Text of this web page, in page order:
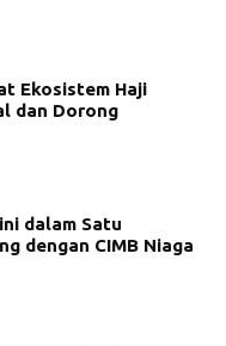
Ekosistem Haji
dan Dorong
dalam Satu
dengan CIMB Niaga